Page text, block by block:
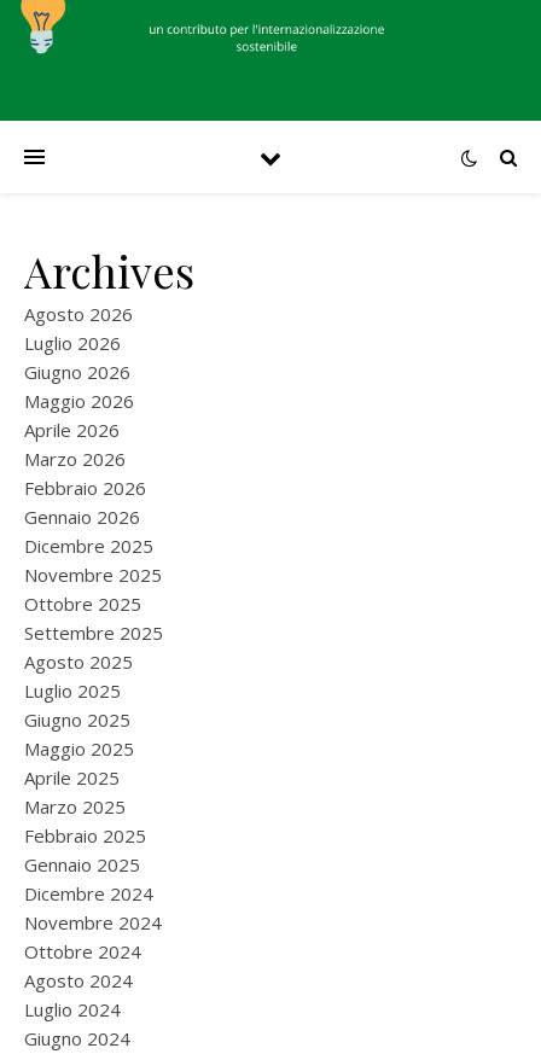
Archives
Agosto 2026
Luglio 2026
Giugno 2026
Maggio 2026
Aprile 2026
Marzo 2026
Febbraio 2026
Gennaio 2026
Dicembre 2025
Novembre 2025
Ottobre 2025
Settembre 2025
Agosto 2025
Luglio 2025
Giugno 2025
Maggio 2025
Aprile 2025
Marzo 2025
Febbraio 2025
Gennaio 2025
Dicembre 2024
Novembre 2024
Ottobre 2024
Agosto 2024
Luglio 2024
Giugno 2024